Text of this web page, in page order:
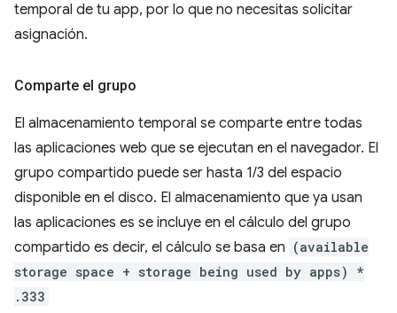
temporal de tu app, por lo que no necesitas solicitar
asignación.
Comparte el grupo
El almacenamiento temporal se comparte entre todas
las aplicaciones web que se ejecutan en el navegador. El
grupo compartido puede ser hasta 1/3 del espacio
disponible en el disco. El almacenamiento que ya usan
las aplicaciones es se incluye en el cálculo del grupo
compartido es decir, el cálculo se basa en (available
storage space + storage being used by apps) *
.333